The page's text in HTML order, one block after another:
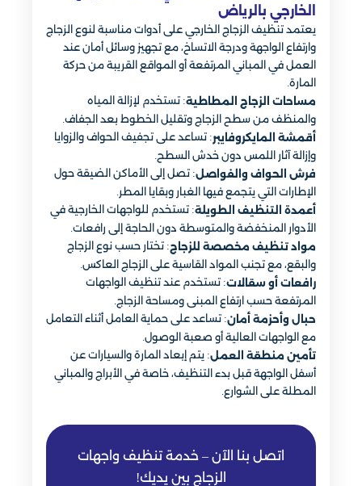
الخارجي بالرياض
يعتمد تنظيف الزجاج الخارجي على أدوات مناسبة لنوع الزجاج
وارتفاع الواجهة ودرجة الاتساخ، مع تجهيز وسائل أمان عند
العمل في المباني المرتفعة أو المواقع القريبة من حركة
المارة.
مساحات الزجاج المطاطية: تستخدم لإزالة المياه
والمنظف من سطح الزجاج وتقليل الخطوط بعد الجفاف.
أقمشة المايكروفايبر: تساعد على تجفيف الحواف والزوايا
وإزالة آثار اللمس دون خدش السطح.
فرش الحواف والفواصل: تصل إلى الأماكن الضيقة حول
الإطارات التي يتجمع فيها الغبار وبقايا المطر.
أعمدة التنظيف الطويلة: تستخدم للواجهات الخارجية في
الأدوار المنخفضة والمتوسطة دون الحاجة إلى رافعات.
مواد تنظيف مخصصة للزجاج: تختار حسب نوع الزجاج
والبقع، مع تجنب المواد القاسية على الزجاج العاكس.
رافعات أو سقالات: تستخدم عند تنظيف الواجهات
المرتفعة حسب ارتفاع المبنى ومساحة الزجاج.
حبال وأحزمة أمان: تساعد على حماية العامل أثناء التعامل
مع الواجهات العالية أو صعبة الوصول.
تأمين منطقة العمل: يتم إبعاد المارة والسيارات عن
أسفل الواجهة قبل بدء التنظيف، خاصة في الأبراج والمباني
المطلة على الشوارع.
اتصل بنا الآن – خدمة تنظيف واجهات
الزجاج بين يديك!